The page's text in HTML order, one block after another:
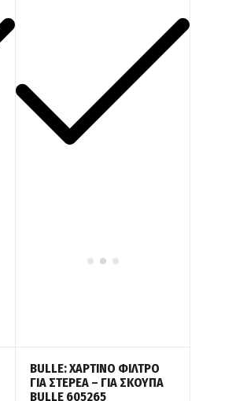
BULLE: ΧΑΡΤΙΝΟ ΦΙΛΤΡΟ
ΓΙΑ ΣΤΕΡΕΑ – ΓΙΑ ΣΚΟΥΠΑ
BULLE 605265